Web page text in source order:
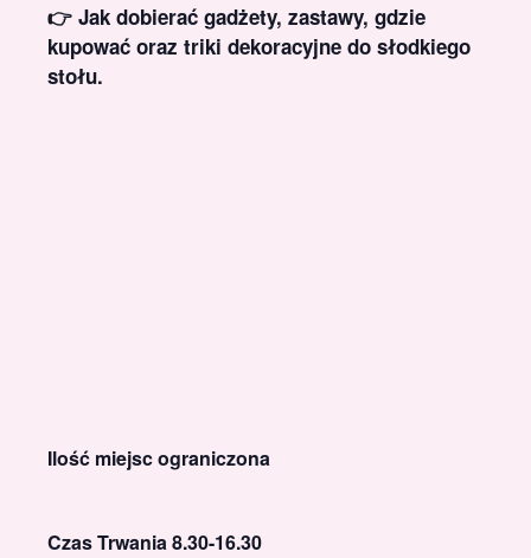
👉 Jak dobierać gadżety, zastawy, gdzie
kupować oraz triki dekoracyjne do słodkiego
stołu.
Ilość miejsc ograniczona
Czas Trwania 8.30-16.30